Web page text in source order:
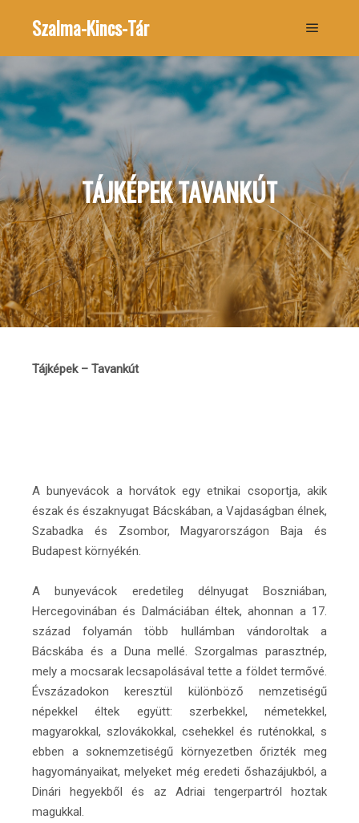
Szalma-Kincs-Tár
TÁJKÉPEK TAVANKÚT
Tájképek – Tavankút
A bunyevácok a horvátok egy etnikai csoportja, akik
észak és északnyugat Bácskában, a Vajdaságban élnek,
Szabadka és Zsombor, Magyarországon Baja és
Budapest környékén.
A bunyevácok eredetileg délnyugat Boszniában,
Hercegovinában és Dalmáciában éltek, ahonnan a 17.
század folyamán több hullámban vándoroltak a
Bácskába és a Duna mellé. Szorgalmas parasztnép,
mely a mocsarak lecsapolásával tette a földet termővé.
Évszázadokon keresztül különböző nemzetiségű
népekkel éltek együtt: szerbekkel, németekkel,
magyarokkal, szlovákokkal, csehekkel és ruténokkal, s
ebben a soknemzetiségű környezetben őrizték meg
hagyományaikat, melyeket még eredeti őshazájukból, a
Dinári hegyekből és az Adriai tengerpartról hoztak
magukkal.